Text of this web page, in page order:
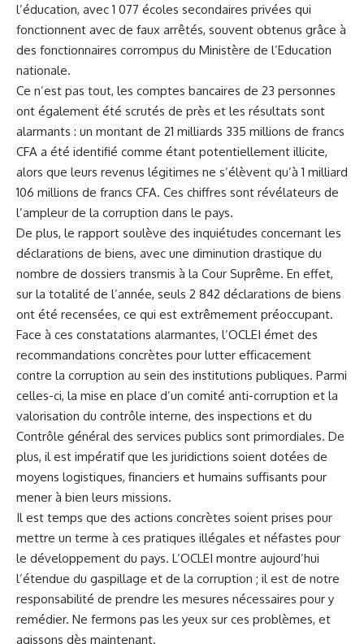
l’éducation,⁣ avec 1 077 écoles secondaires privées qui
fonctionnent avec de faux arrêtés, souvent obtenus grâce à
des ‌fonctionnaires corrompus du Ministère de l’Education
nationale.
Ce ⁢n’est‍ pas tout, les comptes bancaires‌ de⁢ 23 personnes
ont également‌ été‍ scrutés ‌de ​près et les résultats sont
alarmants : ​un montant‍ de 21 milliards⁢ 335 ‌millions de francs
CFA a été⁤ identifié comme étant potentiellement illicite,
alors que leurs revenus légitimes ne s’élèvent qu’à 1 milliard
106 millions de⁤ francs ‍CFA. Ces chiffres sont ‌révélateurs de
l’ampleur ⁤de la ⁤corruption dans le pays.
De plus, le rapport⁣ soulève des ‌inquiétudes concernant les
déclarations de biens, avec une diminution drastique du
nombre de dossiers transmis à la Cour Suprême. En effet,⁢
sur la totalité de ‍l’année, seuls 2⁣ 842 déclarations de⁢ biens
ont été recensées, ce qui est extrêmement​ préoccupant.
Face à ces constatations alarmantes, ⁣l’OCLEI émet des
recommandations concrètes⁣ pour‍ lutter efficacement
contre la corruption⁣ au​ sein des institutions⁤ publiques. ​Parmi
​celles-ci, la mise ‌en place d’un comité ⁤anti-corruption et la
valorisation du contrôle interne, des ⁣inspections et du
Contrôle général​ des services publics sont primordiales. De
plus, il est impératif que les juridictions soient dotées‌ de
moyens ⁣logistiques, financiers et humains ⁢suffisants pour ​
mener​ à bien leurs missions.
Il est⁣ temps que des actions concrètes soient prises pour
mettre un terme ⁢à ces pratiques illégales et néfastes pour
⁢le développement du pays. L’OCLEI⁤ montre aujourd’hui
l’étendue du gaspillage ⁤et ‌de la corruption ; il est de⁢ notre⁢
responsabilité de prendre les mesures⁢ nécessaires ​pour y
remédier. Ne fermons​ pas⁣ les yeux sur‌ ces problèmes, et
agissons dès maintenant.